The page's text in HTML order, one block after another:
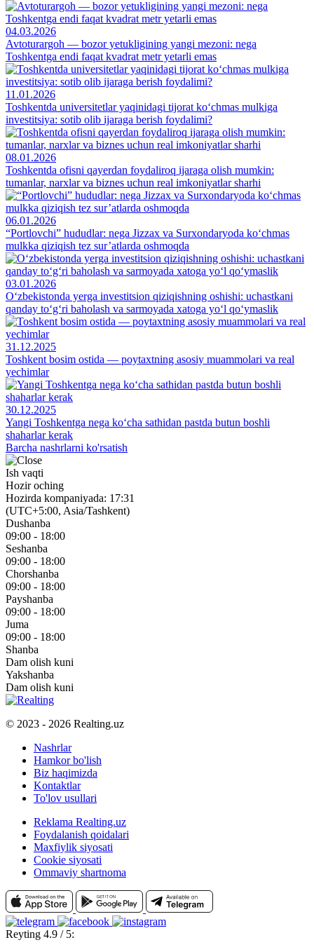
04.03.2026
Avtoturargoh — bozor yetukligining yangi mezoni: nega
Toshkentga endi faqat kvadrat metr yetarli emas
11.01.2026
Toshkentda universitetlar yaqinidagi tijorat ko‘chmas mulkiga
investitsiya: sotib olib ijaraga berish foydalimi?
08.01.2026
Toshkentda ofisni qayerdan foydaliroq ijaraga olish mumkin:
tumanlar, narxlar va biznes uchun real imkoniyatlar sharhi
06.01.2026
“Portlovchi” hududlar: nega Jizzax va Surxondaryoda ko‘chmas
mulkka qiziqish tez sur’atlarda oshmoqda
03.01.2026
O‘zbekistonda yerga investitsion qiziqishning oshishi: uchastkani
qanday to‘g‘ri baholash va sarmoyada xatoga yo‘l qo‘ymaslik
31.12.2025
Toshkent bosim ostida — poytaxtning asosiy muammolari va real
yechimlar
30.12.2025
Yangi Toshkentga nega ko‘cha sathidan pastda butun boshli
shaharlar kerak
Barcha nashrlarni ko'rsatish
Ish vaqti
Hozir oching
Hozirda kompaniyada: 17:31
(UTC+5:00, Asia/Tashkent)
Dushanba
09:00 - 18:00
Seshanba
09:00 - 18:00
Chorshanba
09:00 - 18:00
Payshanba
09:00 - 18:00
Juma
09:00 - 18:00
Shanba
Dam olish kuni
Yakshanba
Dam olish kuni
© 2023 - 2026 Realting.uz
Nashrlar
Hamkor bo'lish
Biz haqimizda
Kontaktlar
To'lov usullari
Reklama Realting.uz
Foydalanish qoidalari
Maxfiylik siyosati
Cookie siyosati
Ommaviy shartnoma
Reyting 4.9 / 5: